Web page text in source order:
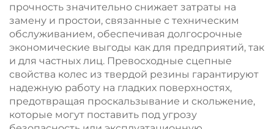
прочность значительно снижает затраты на
замену и простои, связанные с техническим
обслуживанием, обеспечивая долгосрочные
экономические выгоды как для предприятий, так
и для частных лиц. Превосходные сцепные
свойства колес из твердой резины гарантируют
надежную работу на гладких поверхностях,
предотвращая проскальзывание и скольжение,
которые могут поставить под угрозу